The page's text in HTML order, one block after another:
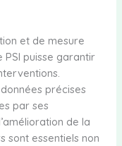
et de mesure
PSI puisse garantir
précises
par ses
de la
sont essentiels non